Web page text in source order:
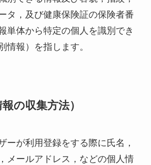
タ，及び健康保険証の保険者番
単体から特定の個人を識別でき
情報）を指します。
の収集方法）
ーが利用登録をする際に氏名，
メールアドレス，などの個人情